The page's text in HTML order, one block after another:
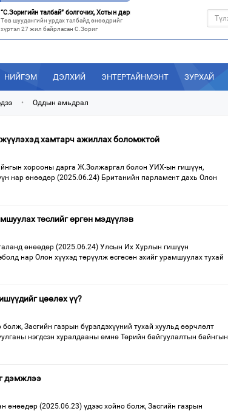
“С.Зоригийн талбай” болгочих, Хотын дарга аа?
Төв шуудангийн урдах талбайд өнөөдрийг
хүртэл 27 жил байрласан С.Зориг
МАН-ын 50 настнууд Хөвсгөлд, 40 настнууд нь Хэнтийд “хуралджээ”
Энэ зуны туршид монголчууд эдийн засгийн
хямралыг утгаар нь эдэлсээр
Сүүлийн үед Улаанбаатар болон аймгуудаас
НИЙГЭМ ДЭЛХИЙ ЭНТЕРТАЙНМЭНТ ЗУРХАЙ
• Оддын амьдрал
хамтарч ажиллах боломжтой
хорооны дарга Ж.Золжаргал болон УИХ-ын гишүүн,
нар өнөөдөр (2025.06.24) Британийн парламент дахь Олон
төслийг өргөн мэдүүлэв
өнөөдөр (2025.06.24) Улсын Их Хурлын гишүүн
нар Олон хүүхэд төрүүлж өсгөсөн эхийг урамшуулах тухай
цөөлөх үү?
Засгийн газрын бүрэлдэхүүний тухай хуульд өөрчлөлт
нэгдсэн хуралдааны өмнө Төрийн байгуулалтын байнгын
дэмжлээ
өнөөдөр (2025.06.23) үдээс хойно болж, Засгийн газрын